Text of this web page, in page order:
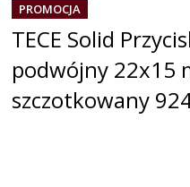
PROMOCJA
TECE Solid
podwójny 22x15
szczotkowany